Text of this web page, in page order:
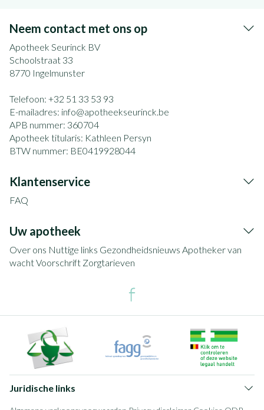
Neem contact met ons op
Apotheek Seurinck BV
Schoolstraat 33
8770 Ingelmunster
Telefoon: +32 51 33 53 93
E-mailadres: info@apotheekseurinck.be
APB nummer: 360704
Apotheek titularis: Kathleen Persyn
BTW nummer: BE0419928044
Klantenservice
FAQ
Uw apotheek
Over ons Nuttige links Gezondheidsnieuws Apotheker van
wachtVoorschrift Zorgtarieven
Juridische links